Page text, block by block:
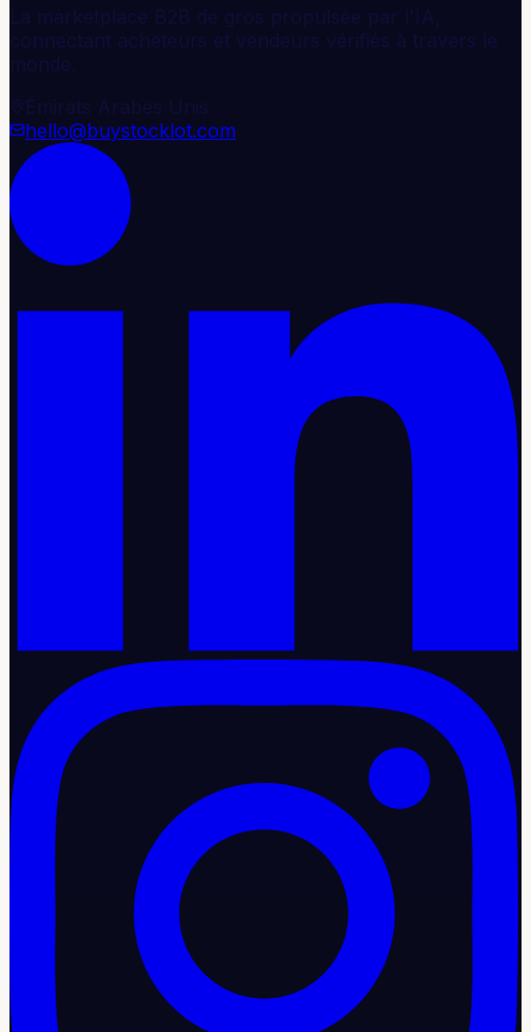
La marketplace B2B de gros propulsée par l'IA,
connectant acheteurs et vendeurs vérifiés à travers le
monde.
Émirats Arabes Unis
hello@buystocklot.com